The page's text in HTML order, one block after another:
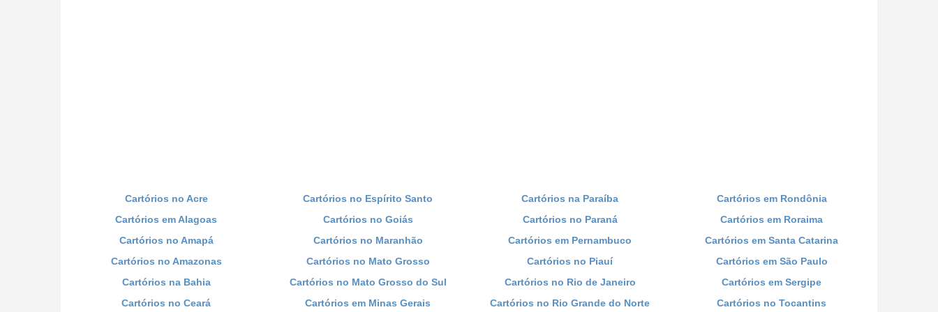
Cartórios no Acre
Cartórios em Alagoas
Cartórios no Amapá
Cartórios no Amazonas
Cartórios na Bahia
Cartórios no Ceará
Cartórios no Espírito Santo
Cartórios no Goiás
Cartórios no Maranhão
Cartórios no Mato Grosso
Cartórios no Mato Grosso do Sul
Cartórios em Minas Gerais
Cartórios na Paraíba
Cartórios no Paraná
Cartórios em Pernambuco
Cartórios no Piauí
Cartórios no Rio de Janeiro
Cartórios no Rio Grande do Norte
Cartórios em Rondônia
Cartórios em Roraima
Cartórios em Santa Catarina
Cartórios em São Paulo
Cartórios em Sergipe
Cartórios no Tocantins